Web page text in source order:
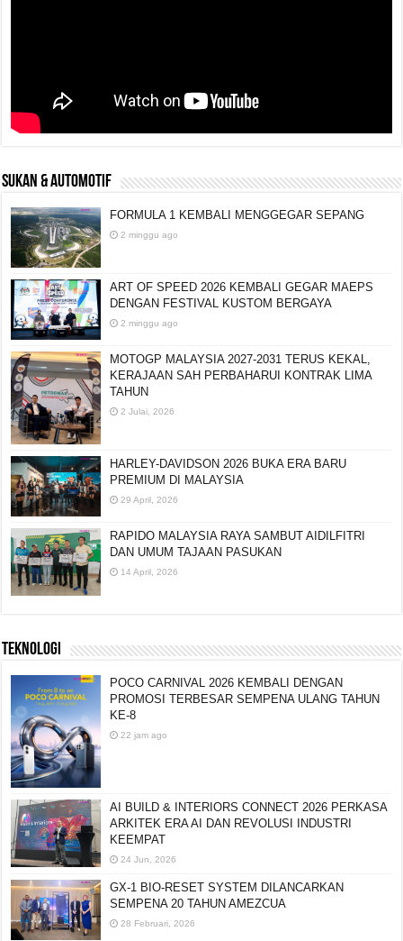
SUKAN & AUTOMOTIF
FORMULA 1 KEMBALI MENGGEGAR SEPANG
2 minggu ago
ART OF SPEED 2026 KEMBALI GEGAR MAEPS
DENGAN FESTIVAL KUSTOM BERGAYA
2 minggu ago
MOTOGP MALAYSIA 2027-2031 TERUS KEKAL,
KERAJAAN SAH PERBAHARUI KONTRAK LIMA
TAHUN
2 Julai, 2026
HARLEY-DAVIDSON 2026 BUKA ERA BARU
PREMIUM DI MALAYSIA
29 April, 2026
RAPIDO MALAYSIA RAYA SAMBUT AIDILFITRI
DAN UMUM TAJAAN PASUKAN
14 April, 2026
TEKNOLOGI
POCO CARNIVAL 2026 KEMBALI DENGAN
PROMOSI TERBESAR SEMPENA ULANG TAHUN
KE-8
22 jam ago
AI BUILD & INTERIORS CONNECT 2026 PERKASA
ARKITEK ERA AI DAN REVOLUSI INDUSTRI
KEEMPAT
24 Jun, 2026
GX-1 BIO-RESET SYSTEM DILANCARKAN
SEMPENA 20 TAHUN AMEZCUA
28 Februari, 2026